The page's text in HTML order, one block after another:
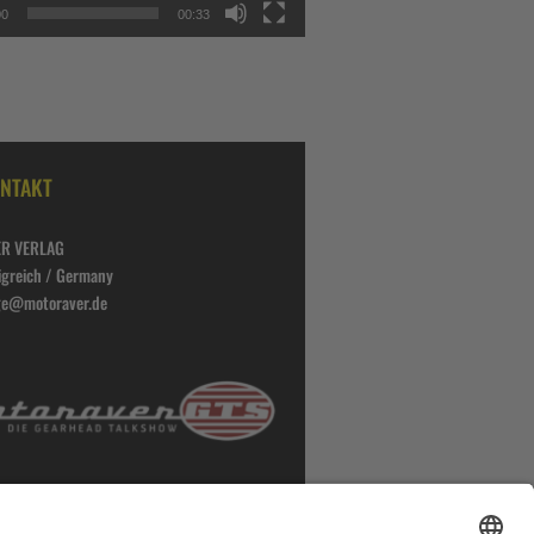
00:33
VERLAG
/ Germany